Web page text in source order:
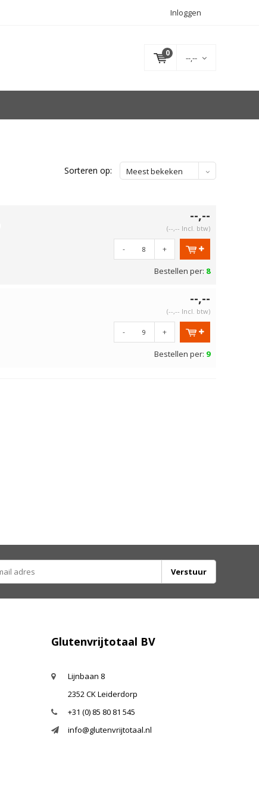
Inloggen
0 --,--
Sorteren op: Meest bekeken
--,--
(--,-- Incl. btw)
- +
Bestellen per: 8
--,--
(--,-- Incl. btw)
- +
Bestellen per: 9
Verstuur
Glutenvrijtotaal BV
Lijnbaan 8
2352 CK Leiderdorp
+31 (0) 85 80 81 545
info@glutenvrijtotaal.nl